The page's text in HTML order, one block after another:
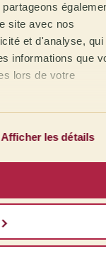
site avec nos
et d'analyse, qui
informations que
lors de votre
Afficher les détails